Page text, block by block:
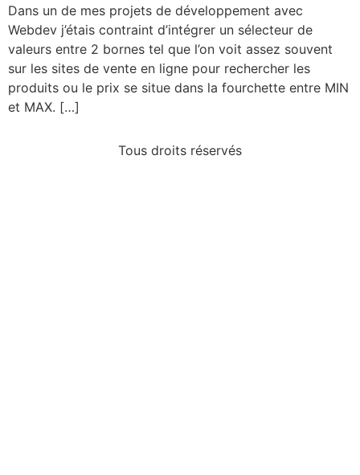
Dans un de mes projets de développement avec
Webdev j’étais contraint d’intégrer un sélecteur de
valeurs entre 2 bornes tel que l’on voit assez souvent
sur les sites de vente en ligne pour rechercher les
produits ou le prix se situe dans la fourchette entre MIN
et MAX. […]
Tous droits réservés